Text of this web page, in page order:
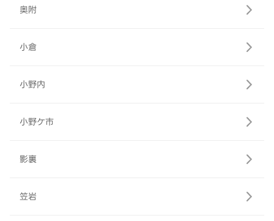
奥附
小倉
小野内
小野ケ市
影裏
笠岩